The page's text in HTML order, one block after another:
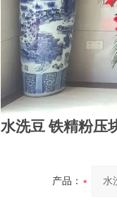
水洗豆 铁精粉压
产品：